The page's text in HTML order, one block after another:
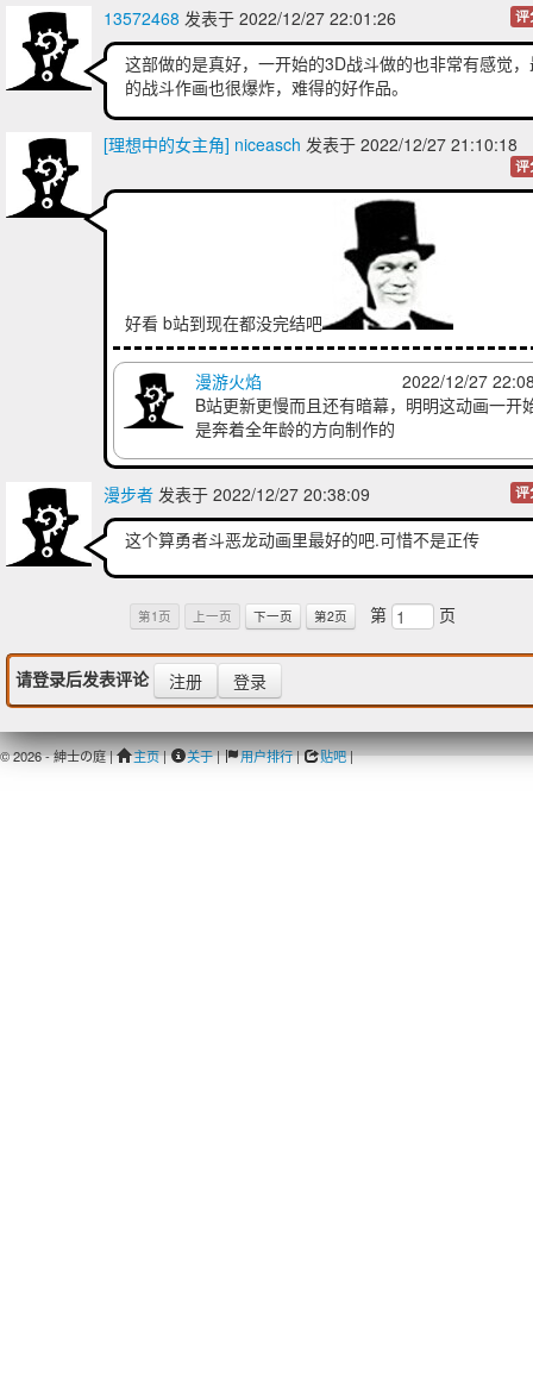
13572468 发表于 2022/12/27 22:01:26 评
这部做的是真好，一开始的3D战斗做的也非常有感觉
的战斗作画也很爆炸，难得的好作品。
[理想中的女主角] niceasch 发表于 2022/12/27 21:10:18
评
好看 b站到现在都没完结吧
2022/12/27
漫游火焰
B站更新更慢而且还有暗幕，明明这动画一开
是奔着全年龄的方向制作的
漫步者 发表于 2022/12/27 20:38:09 评
这个算勇者斗恶龙动画里最好的吧.可惜不是正传
第1页 上一页 下一页 第2页 第 页
请登录后发表评论 注册 登录
© 2026 - 紳士の庭 | 主页| 关于| 用户排行| 贴吧|